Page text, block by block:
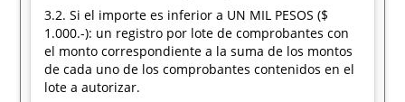
3.2. Si el importe es inferior a UN MIL PESOS ($
1.000.-): un registro por lote de comprobantes con
el monto correspondiente a la suma de los montos
de cada uno de los comprobantes contenidos en el
lote a autorizar.